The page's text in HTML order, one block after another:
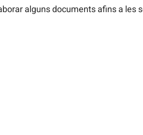
alguns documents afins a les